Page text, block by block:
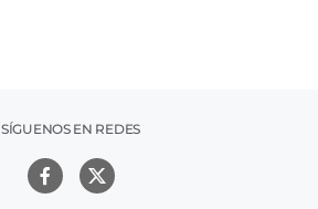
SÍGUENOS EN REDES